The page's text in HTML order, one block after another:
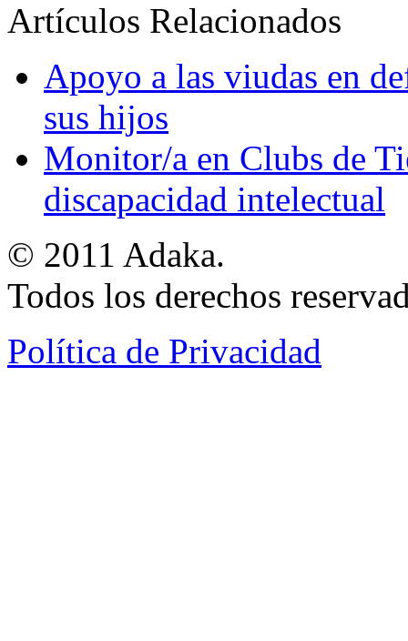
Artículos Relacionados
Apoyo a las viudas en
sus hijos
Monitor/a en Clubs de
discapacidad intelectual
© 2011 Adaka.
Todos los derechos
Política de Privacidad